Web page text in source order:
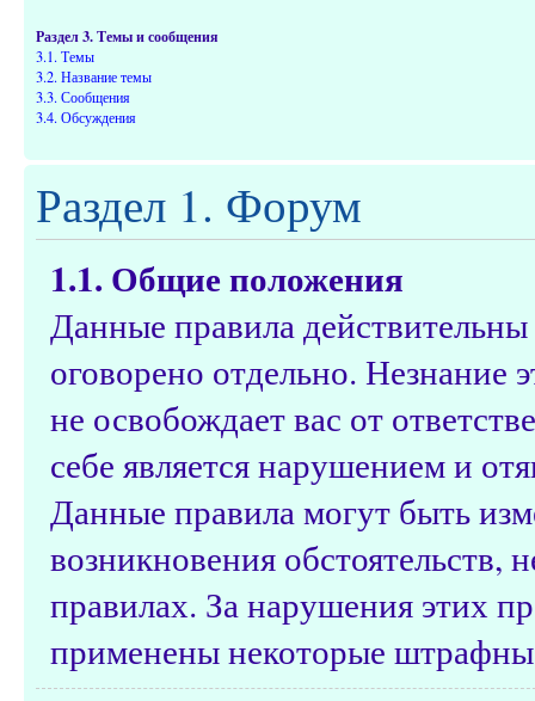
Раздел 3. Темы и сообщения
3.1. Темы
3.2. Название темы
3.3. Сообщения
3.4. Обсуждения
Раздел 1. Форум
1.1. Общие положения
Данные правила
оговорено отдельно. Незнание
не освобождает вас от
себе является нарушением и
Данные правила могут быть
возникновения
правилах. За нарушения этих
применены некоторые